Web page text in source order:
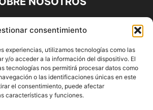
consentimiento
experiencias, utilizamos tecnologías como las
y/o acceder a la información del dispositivo. El
tecnologías nos permitirá procesar datos como
o las identificaciones únicas en este
el consentimiento, puede afectar
características y funciones.
Propiedad de
López | 639 95 71 95 | Noticias de
la Torre, Málaga y Provincia|
info@alhaurindelatorre.com
SÍGUENOS